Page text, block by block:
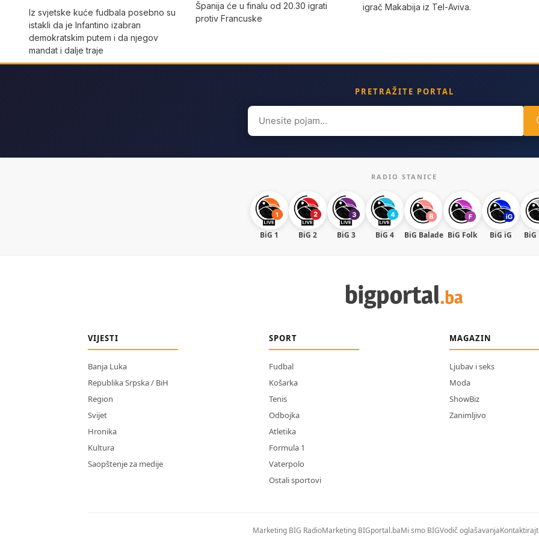
Iz svjetske kuće fudbala posebno su
istakli da je Infantino izabran
demokratskim putem i da njegov
mandat i dalje traje
Španija će u finalu od 20.30 igrati
protiv Francuske
igrač Makabija iz Tel-Aviva.
PRETRAŽITE PORTAL
Search
for:
RADIO STANICE
BiG 1 BiG 2 BiG 3 BiG 4 BiG Balade BiG Folk BiG iG BiG
VIJESTI
Banja Luka
Republika Srpska / BiH
Region
Svijet
Hronika
Kultura
Saopštenje za medije
SPORT
Fudbal
Košarka
Tenis
Odbojka
Atletika
Formula 1
Vaterpolo
Ostali sportovi
MAGAZIN
Ljubav i seks
Moda
ShowBiz
Zanimljivo
Marketing BIG RadioMarketing BIGportal.baMi smo BIGVodič oglašavanja